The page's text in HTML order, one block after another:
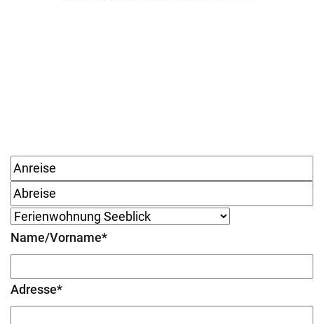
Name/Vorname*
Adresse*